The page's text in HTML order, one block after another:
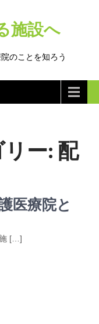
施設へ
のことを知ろう
ー: 配
医療院と
[…]